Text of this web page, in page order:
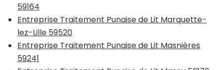
59164
Entreprise Traitement Punaise de Lit Marquette-
lez-Lille 59520
Entreprise Traitement Punaise de Lit Masnières
59241